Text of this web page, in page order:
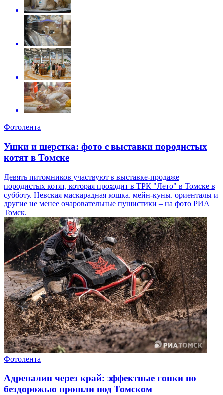
Фотолента
Ушки и шерстка: фото с выставки породистых
котят в Томске
Девять питомников участвуют в выставке-продаже
породистых котят, которая проходит в ТРК "Лето" в Томске в
субботу. Невская маскарадная кошка, мейн-куны, ориенталы и
другие не менее очаровательные пушистики – на фото РИА
Томск.
Фотолента
Адреналин через край: эффектные гонки по
бездорожью прошли под Томском